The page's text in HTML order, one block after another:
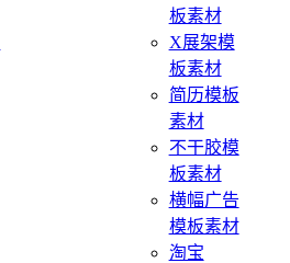
板素材
X展架模
板素材
简历模板
素材
不干胶模
板素材
横幅广告
模板素材
淘宝